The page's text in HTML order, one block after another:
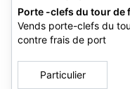
Porte -clefs du tour de
Vends porte-clefs du
contre frais de port
Particulier